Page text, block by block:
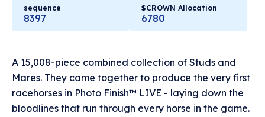
sequence
8397
$CROWN Allocation
6780
A 15,008-piece combined collection of Studs and
Mares. They came together to produce the very first
racehorses in Photo Finish™ LIVE - laying down the
bloodlines that run through every horse in the game.